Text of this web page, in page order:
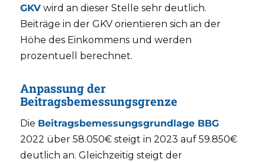
GKVwird an dieser Stelle sehr deutlich.
Beiträge in der GKV orientieren sich an der
Höhe des Einkommens und werden
prozentuell berechnet.
Anpassung der
Beitragsbemessungsgrenze
Die Beitragsbemessungsgrundlage BBG
2022 über 58.050€ steigt in 2023 auf 59.850€
deutlich an. Gleichzeitig steigt der